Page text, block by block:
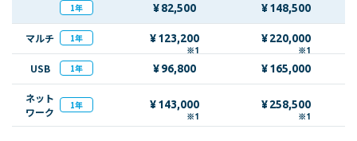
1年 ¥82,500 ¥148,500
マルチ 1年 ¥123,200
※1
¥220,000
※1
USB 1年 ¥96,800 ¥165,000
ネット
ワーク
1年 ¥143,000
※1
¥258,500
※1